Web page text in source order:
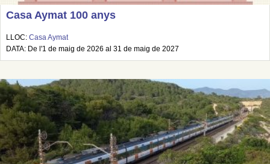
Casa Aymat 100 anys
LLOC: Casa Aymat
DATA: De l'1 de maig de 2026 al 31 de maig de 2027